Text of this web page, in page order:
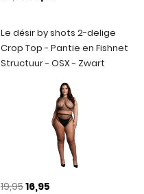
Le désir by shots 2-delige
Crop Top - Pantie en Fishnet
Structuur - OSX - Zwart
19,9516,95